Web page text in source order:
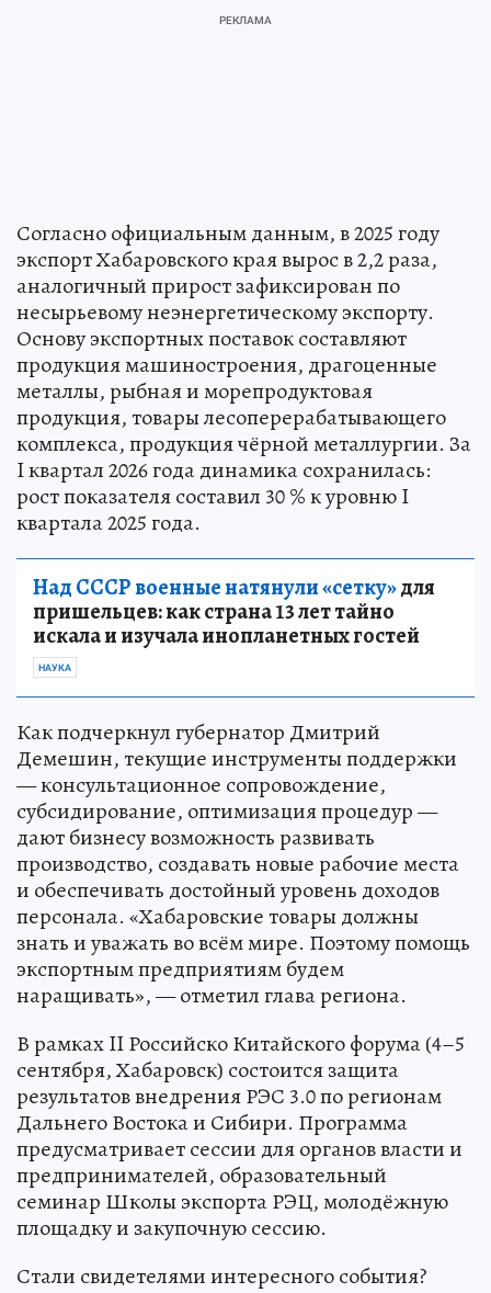
Согласно официальным данным, в 2025 году
экспорт Хабаровского края вырос в 2,2 раза,
аналогичный прирост зафиксирован по
несырьевому неэнергетическому экспорту.
Основу экспортных поставок составляют
продукция машиностроения, драгоценные
металлы, рыбная и морепродуктовая
продукция, товары лесоперерабатывающего
комплекса, продукция чёрной металлургии. За
I квартал 2026 года динамика сохранилась:
рост показателя составил 30 % к уровню I
квартала 2025 года.
Над СССР военные натянули «сетку»для
пришельцев: как страна 13 лет тайно
искала и изучала инопланетных гостей
НАУКА
Как подчеркнул губернатор Дмитрий
Демешин, текущие инструменты поддержки
— консультационное сопровождение,
субсидирование, оптимизация процедур —
дают бизнесу возможность развивать
производство, создавать новые рабочие места
и обеспечивать достойный уровень доходов
персонала. «Хабаровские товары должны
знать и уважать во всём мире. Поэтому помощь
экспортным предприятиям будем
наращивать», — отметил глава региона.
В рамках II Российско Китайского форума (4–5
сентября, Хабаровск) состоится защита
результатов внедрения РЭС 3.0 по регионам
Дальнего Востока и Сибири. Программа
предусматривает сессии для органов власти и
предпринимателей, образовательный
семинар Школы экспорта РЭЦ, молодёжную
площадку и закупочную сессию.
Стали свидетелями интересного события?